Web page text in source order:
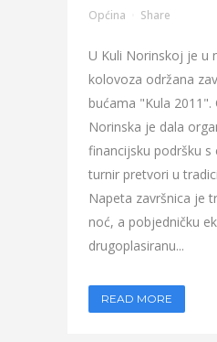
Općina
Share
U Kuli Norinskoj je u
kolovoza održana
bućama "Kula 2011".
Norinska je dala
financijsku podršku s
turnir pretvori u
Napeta završnica je
noć, a pobjedničku
drugoplasiranu...
READ MORE